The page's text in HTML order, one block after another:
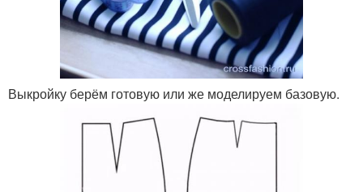
Выкройку берём готовую или же моделируем базовую.